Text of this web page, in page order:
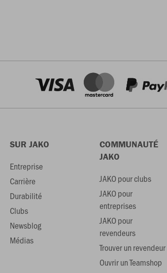
SUR JAKO
Entreprise
Carrière
Durabilité
Clubs
Newsblog
Médias
COMMUNAUTÉ
JAKO
JAKO pour clubs
JAKO pour
entreprises
JAKO pour
revendeurs
Trouver un revendeur
Ouvrir un Teamshop